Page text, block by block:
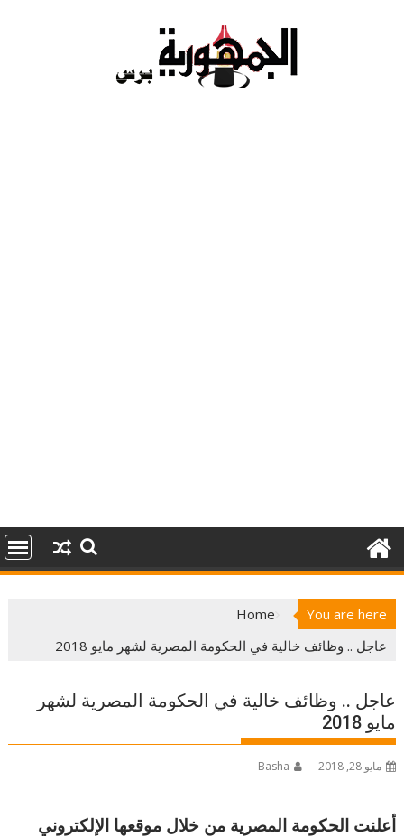
You are here
Home
عاجل .. وظائف خالية في الحكومة المصرية لشهر مايو 2018
عاجل .. وظائف خالية في الحكومة المصرية لشهر
مايو 2018
مايو 28, 2018 Basha
أعلنت الحكومة المصرية من خلال موقعها الإلكتروني